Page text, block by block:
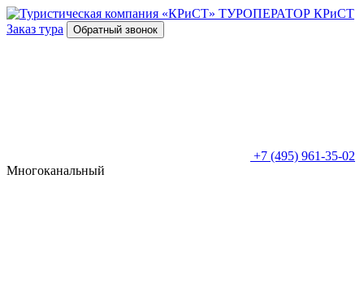
ТУРОПЕРАТОР КРиСТ
Заказ тура
Обратный звонок
+7 (495) 961-35-02
Многоканальный